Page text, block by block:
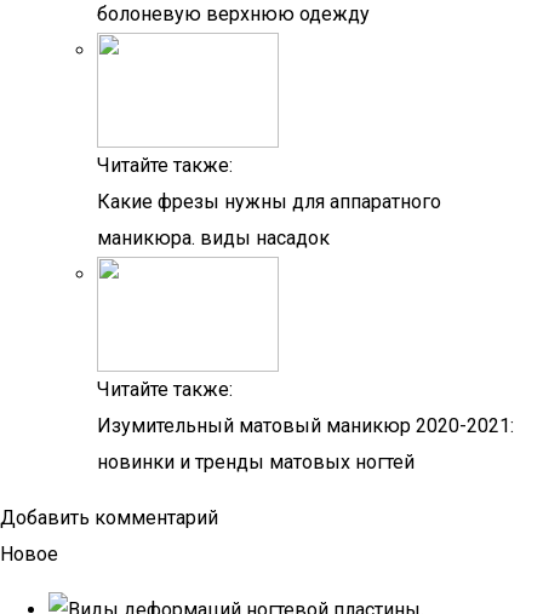
болоневую верхнюю одежду
Читайте также:
Какие фрезы нужны для аппаратного
маникюра. виды насадок
Читайте также:
Изумительный матовый маникюр 2020-2021:
новинки и тренды матовых ногтей
Добавить комментарий
Новое